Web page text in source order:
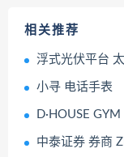
相关推荐
浮式光伏平台
小寻 电话手表
D·HOUSE
中泰证券 券商